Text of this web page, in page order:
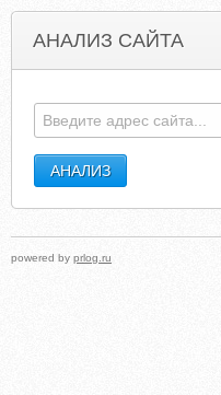
АНАЛИЗ САЙТА
powered by prlog.ru